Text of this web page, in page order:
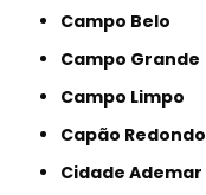
Campo Belo
Campo Grande
Campo Limpo
Capão Redondo
Cidade Ademar